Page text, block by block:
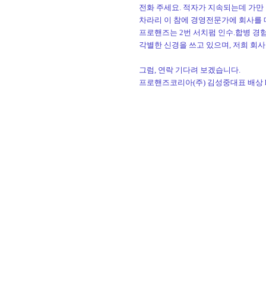
전화 주세요. 적자가 지속되는데 가
차라리 이 참에 경영전문가에 회사
프로핸즈는 2번 서치펌 인수.합병 경
각별한 신경을 쓰고 있으며, 저희 회
그럼, 연락 기다려 보겠습니다.
프로핸즈코리아(주) 김성중대표 배상